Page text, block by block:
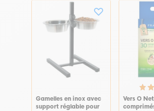
Gamelles en inox avec
support réglable pour
Vers O